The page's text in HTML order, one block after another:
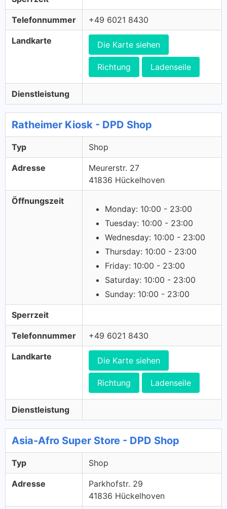
Telefonnummer +49 6021 8430
Landkarte Die Karte siehen
Richtung Ladenseile
Dienstleistung
Ratheimer Kiosk - DPD Shop
Typ Shop
Adresse
Meurerstr. 27
41836 Hückelhoven
Öffnungszeit
Monday: 10:00 - 23:00
Tuesday: 10:00 - 23:00
Wednesday: 10:00 - 23:00
Thursday: 10:00 - 23:00
Friday: 10:00 - 23:00
Saturday: 10:00 - 23:00
Sunday: 10:00 - 23:00
Sperrzeit
Telefonnummer +49 6021 8430
Landkarte Die Karte siehen
Richtung Ladenseile
Dienstleistung
Asia-Afro Super Store - DPD Shop
Typ Shop
Adresse
Parkhofstr. 29
41836 Hückelhoven